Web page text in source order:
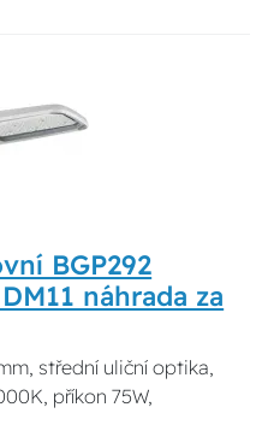
BGP292
náhrada za
střední uliční optika,
příkon 75W,